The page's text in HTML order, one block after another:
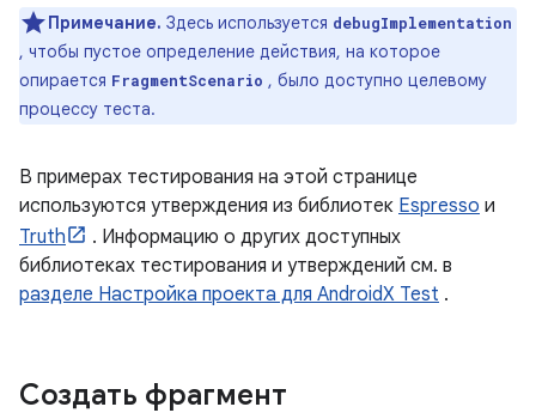
Примечание. Здесь используется debugImplementation
, чтобы пустое определение действия, на которое
опирается FragmentScenario , было доступно целевому
процессу теста.
В примерах тестирования на этой странице
используются утверждения из библиотек Espresso и
Truth
. Информацию о других доступных
библиотеках тестирования и утверждений см. в
разделе Настройка проекта для AndroidX Test .
Создать фрагмент